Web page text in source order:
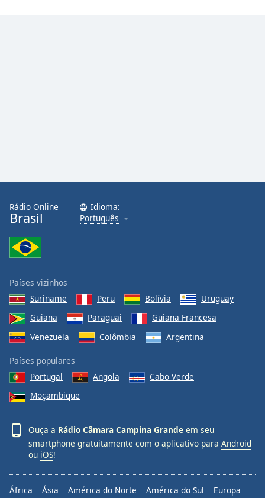
Rádio Online
Brasil
Idioma:
Português
Países vizinhos
Suriname
Peru Bolívia
Uruguay
Guiana
Paraguai
Guiana Francesa
Venezuela
Colômbia Argentina
Países populares
Portugal
Angola
Cabo Verde
Moçambique
Ouça a Rádio Câmara Campina Grande em seu
smartphone gratuitamente com o aplicativo para Android
ou iOS!
África Ásia América do Norte América do Sul Europa